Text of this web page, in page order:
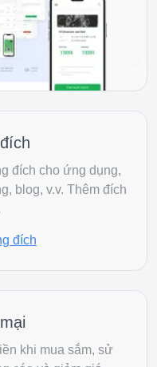
đích cho ứng dụng,
blog, v.v. Thêm đích
đích
khi mua sắm, sử